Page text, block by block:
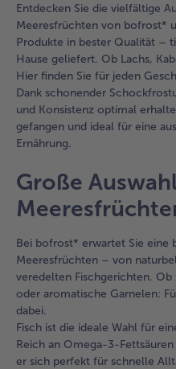
Entdecken Sie die vielfältige
Meeresfrüchten von bofrost*
Produkte in bester Qualität –
Hause geliefert. Ob Lachs,
Hier finden Sie für jeden
Dank schonender
und Konsistenz optimal
gefangen und ideal für eine
Ernährung.
Große
Bei bofrost* erwartet Sie eine
Meeresfrüchten – von
veredelten Fischgerichten. Ob
oder aromatische Garnelen:
dabei.
Fisch ist die ideale Wahl für
Reich an Omega-3-
er sich perfekt für schnelle